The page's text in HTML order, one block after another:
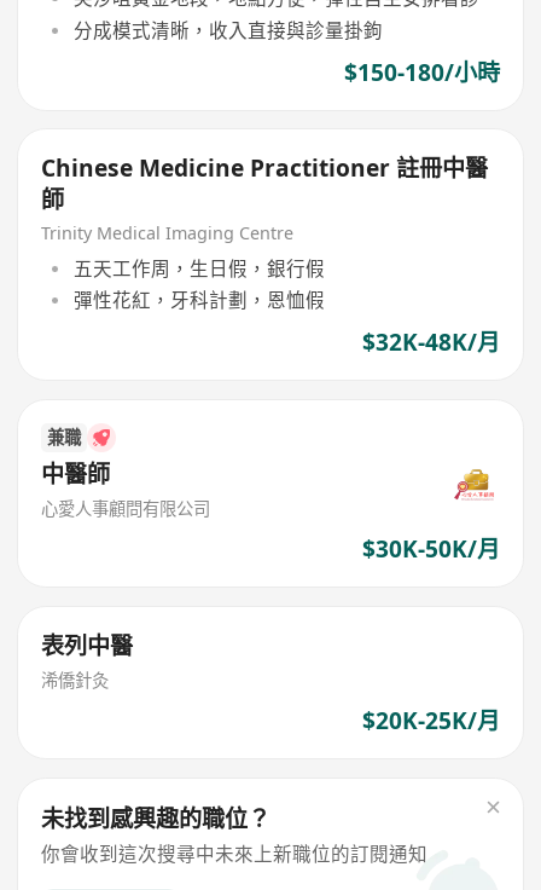
分成模式清晰，收入直接與診量掛鉤
$150-180/小時
Chinese Medicine Practitioner 註冊中醫
師
Trinity Medical Imaging Centre
五天工作周，生日假，銀行假
彈性花紅，牙科計劃，恩恤假
$32K-48K/月
兼職
中醫師
心愛人事顧問有限公司
$30K-50K/月
表列中醫
浠僑針灸
$20K-25K/月
未找到感興趣的職位？
你會收到這次搜尋中未來上新職位的訂閱通知